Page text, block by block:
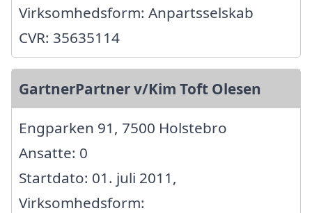
Virksomhedsform: Anpartsselskab
CVR: 35635114
GartnerPartner v/Kim Toft Olesen
Engparken 91, 7500 Holstebro
Ansatte: 0
Startdato: 01. juli 2011,
Virksomhedsform: